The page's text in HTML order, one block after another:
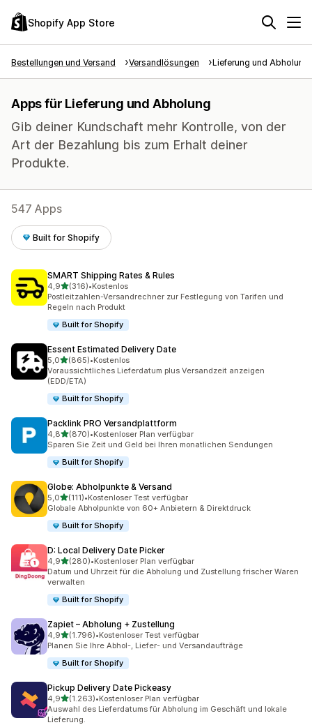
Shopify App Store
Bestellungen und Versand Versandlösungen Lieferung und Abholung
Apps für Lieferung und Abholung
Gib deiner Kundschaft mehr Kontrolle, von der
Art der Bezahlung bis zum Erhalt deiner
Produkte.
547 Apps
Built for Shopify
SMART Shipping Rates & Rules
4,9von 5 Sternen
(316)
316 Rezensionen insgesamt
•Kostenlos
Postleitzahlen-Versandrechner zur Festlegung von Tarifen und
Regeln nach Produkt
Built for Shopify
Essent Estimated Delivery Date
5,0von 5 Sternen
(865)
865 Rezensionen insgesamt
•Kostenlos
Voraussichtliches Lieferdatum plus Versandzeit anzeigen
(EDD/ETA)
Built for Shopify
Packlink PRO Versandplattform
4,8von 5 Sternen
(870)
870 Rezensionen insgesamt
•Kostenloser Plan verfügbar
Sparen Sie Zeit und Geld bei Ihren monatlichen Sendungen
Built for Shopify
Globe: Abholpunkte & Versand
5,0von 5 Sternen
(111)
111 Rezensionen insgesamt
•Kostenloser Test verfügbar
Globale Abholpunkte von 60+ Anbietern & Direktdruck
Built for Shopify
D: Local Delivery Date Picker
4,9von 5 Sternen
(280)
280 Rezensionen insgesamt
•Kostenloser Plan verfügbar
Datum und Uhrzeit für die Abholung und Zustellung frischer Waren
verwalten
Built for Shopify
Zapiet – Abholung + Zustellung
4,9von 5 Sternen
(1.796)
1796 Rezensionen insgesamt
•Kostenloser Test verfügbar
Planen Sie Ihre Abhol-, Liefer- und Versandaufträge
Built for Shopify
Pickup Delivery Date Pickeasy
4,9von 5 Sternen
(1.263)
1263 Rezensionen insgesamt
•Kostenloser Plan verfügbar
Auswahl des Lieferdatums für Abholung im Geschäft und lokale
Lieferung.